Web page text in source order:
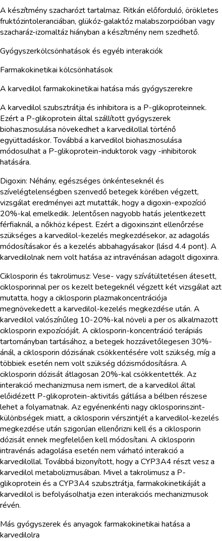
A készítmény szacharózt tartalmaz. Ritkán előforduló, örökletes
fruktózintoleranciában, glükóz-galaktóz malabszorpcióban vagy
szacharáz-izomaltáz hiányban a készítmény nem szedhető.
Gyógyszerkölcsönhatások és egyéb interakciók
Farmakokinetikai kölcsönhatások
A karvedilol farmakokinetikai hatása más gyógyszerekre
A karvedilol szubsztrátja és inhibitora is a P-glikoproteinnek.
Ezért a P-glikoprotein által szállított gyógyszerek
biohasznosulása növekedhet a karvedilollal történő
együttadáskor. Továbbá a karvedilol biohasznosulása
módosulhat a P-glikoprotein-induktorok vagy -inhibitorok
hatására.
Digoxin: Néhány, egészséges önkénteseknél és
szívelégtelenségben szenvedő betegek körében végzett,
vizsgálat eredményei azt mutatták, hogy a digoxin-expozíció
20%-kal emelkedik. Jelentősen nagyobb hatás jelentkezett
férfiaknál, a nőkhöz képest. Ezért a digoxinszint ellenőrzése
szükséges a karvedilol-kezelés megkezdésekor, az adagolás
módosításakor és a kezelés abbahagyásakor (lásd 4.4 pont). A
karvedilolnak nem volt hatása az intravénásan adagolt digoxinra.
Ciklosporin és takrolimusz: Vese- vagy szívátültetésen átesett,
ciklosporinnal per os kezelt betegeknél végzett két vizsgálat azt
mutatta, hogy a ciklosporin plazmakoncentrációja
megnövekedett a karvedilol-kezelés megkezdése után. A
karvedilol valószínűleg 10-20%-kal növeli a per os alkalmazott
ciklosporin expozícióját. A ciklosporin-koncentráció terápiás
tartományban tartásához, a betegek hozzávetőlegesen 30%-
ánál, a ciklosporin dózisának csökkentésére volt szükség, míg a
többiek esetén nem volt szükség dózismódosításra. A
ciklosporin dózisát átlagosan 20%-kal csökkentették. Az
interakció mechanizmusa nem ismert, de a karvedilol által
előidézett P-glikoprotein-aktivitás gátlása a bélben részese
lehet a folyamatnak. Az egyénenkénti nagy ciklosporinszint-
különbségek miatt, a ciklosporin vérszintjét a karvedilol-kezelés
megkezdése után szigorúan ellenőrizni kell és a ciklosporin
dózisát ennek megfelelően kell módosítani. A ciklosporin
intravénás adagolása esetén nem várható interakció a
karvedilollal. Továbbá bizonyított, hogy a CYP3A4 részt vesz a
karvedilol metabolizmusában. Mivel a takrolimusz a P-
glikoprotein és a CYP3A4 szubsztrátja, farmakokinetikáját a
karvedilol is befolyásolhatja ezen interakciós mechanizmusok
révén.
Más gyógyszerek és anyagok farmakokinetikai hatása a
karvedilolra